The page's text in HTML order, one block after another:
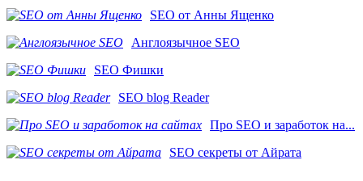
SEO от Анны Ященко
Англоязычное SEO
SEO Фишки
SEO blog Reader
Про SEO и заработок на...
SEO секреты от Айрата